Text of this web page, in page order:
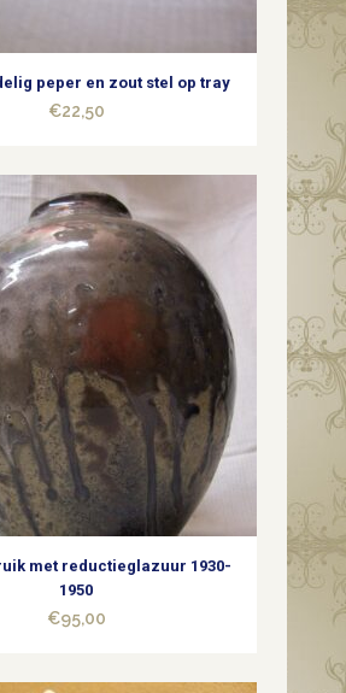
peper en zout stel op tray
€22,50
met reductieglazuur 1930-
1950
€95,00